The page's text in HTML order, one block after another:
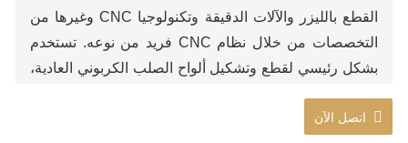
القطع بالليزر والآلات الدقيقة وتكنولوجيا CNC وغيرها من
التخصصات من خلال نظام CNC فريد من نوعه. تستخدم
بشكل رئيسي لقطع وتشكيل ألواح الصلب الكربوني العادية،
الأخرى.
اتصل الآن